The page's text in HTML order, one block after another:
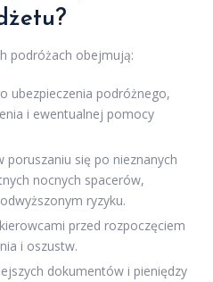
podróżach obejmują:
ubezpieczenia podróżnego,
i ewentualnej pomocy
się po nieznanych
nocnych spacerów,
ryzyku.
przed rozpoczęciem
i oszustw.
dokumentów i pieniędzy